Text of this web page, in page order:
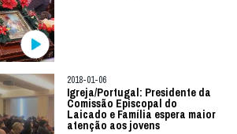
2018-01-06
Igreja/Portugal: Presidente da
Comissão Episcopal do
Laicado e Família espera maior
atenção aos jovens